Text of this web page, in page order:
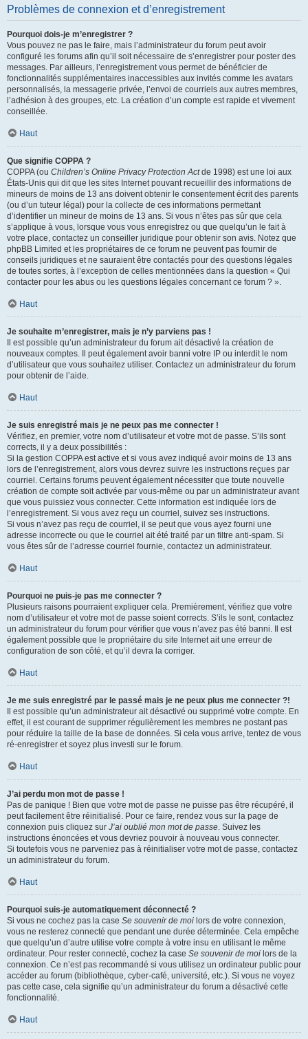
Problèmes de connexion et d’enregistrement
Pourquoi dois-je m’enregistrer ?
Vous pouvez ne pas le faire, mais l’administrateur du forum peut avoir
configuré les forums afin qu’il soit nécessaire de s’enregistrer pour poster des
messages. Par ailleurs, l’enregistrement vous permet de bénéficier de
fonctionnalités supplémentaires inaccessibles aux invités comme les avatars
personnalisés, la messagerie privée, l’envoi de courriels aux autres membres,
l’adhésion à des groupes, etc. La création d’un compte est rapide et vivement
conseillée.
Haut
Que signifie COPPA ?
COPPA (ou Children’s Online Privacy Protection Actde 1998) est une loi aux
États-Unis qui dit que les sites Internet pouvant recueillir des informations de
mineurs de moins de 13 ans doivent obtenir le consentement écrit des parents
(ou d’un tuteur légal) pour la collecte de ces informations permettant
d’identifier un mineur de moins de 13 ans. Si vous n’êtes pas sûr que cela
s’applique à vous, lorsque vous vous enregistrez ou que quelqu’un le fait à
votre place, contactez un conseiller juridique pour obtenir son avis. Notez que
phpBB Limited et les propriétaires de ce forum ne peuvent pas fournir de
conseils juridiques et ne sauraient être contactés pour des questions légales
de toutes sortes, à l’exception de celles mentionnées dans la question « Qui
contacter pour les abus ou les questions légales concernant ce forum ? ».
Haut
Je souhaite m’enregistrer, mais je n’y parviens pas !
Il est possible qu’un administrateur du forum ait désactivé la création de
nouveaux comptes. Il peut également avoir banni votre IP ou interdit le nom
d’utilisateur que vous souhaitez utiliser. Contactez un administrateur du forum
pour obtenir de l’aide.
Haut
Je suis enregistré mais je ne peux pas me connecter !
Vérifiez, en premier, votre nom d’utilisateur et votre mot de passe. S’ils sont
corrects, il y a deux possibilités :
Si la gestion COPPA est active et si vous avez indiqué avoir moins de 13 ans
lors de l’enregistrement, alors vous devrez suivre les instructions reçues par
courriel. Certains forums peuvent également nécessiter que toute nouvelle
création de compte soit activée par vous-même ou par un administrateur avant
que vous puissiez vous connecter. Cette information est indiquée lors de
l’enregistrement. Si vous avez reçu un courriel, suivez ses instructions.
Si vous n’avez pas reçu de courriel, il se peut que vous ayez fourni une
adresse incorrecte ou que le courriel ait été traité par un filtre anti-spam. Si
vous êtes sûr de l’adresse courriel fournie, contactez un administrateur.
Haut
Pourquoi ne puis-je pas me connecter ?
Plusieurs raisons pourraient expliquer cela. Premièrement, vérifiez que votre
nom d’utilisateur et votre mot de passe soient corrects. S’ils le sont, contactez
un administrateur du forum pour vérifier que vous n’avez pas été banni. Il est
également possible que le propriétaire du site Internet ait une erreur de
configuration de son côté, et qu’il devra la corriger.
Haut
Je me suis enregistré par le passé mais je ne peux plus me connecter ?!
Il est possible qu’un administrateur ait désactivé ou supprimé votre compte. En
effet, il est courant de supprimer régulièrement les membres ne postant pas
pour réduire la taille de la base de données. Si cela vous arrive, tentez de vous
ré-enregistrer et soyez plus investi sur le forum.
Haut
J’ai perdu mon mot de passe !
Pas de panique ! Bien que votre mot de passe ne puisse pas être récupéré, il
peut facilement être réinitialisé. Pour ce faire, rendez vous sur la page de
connexion puis cliquez sur J’ai oublié mon mot de passe. Suivez les
instructions énoncées et vous devriez pouvoir à nouveau vous connecter.
Si toutefois vous ne parveniez pas à réinitialiser votre mot de passe, contactez
un administrateur du forum.
Haut
Pourquoi suis-je automatiquement déconnecté ?
Si vous ne cochez pas la case Se souvenir de moi lors de votre connexion,
vous ne resterez connecté que pendant une durée déterminée. Cela empêche
que quelqu’un d’autre utilise votre compte à votre insu en utilisant le même
ordinateur. Pour rester connecté, cochez la case Se souvenir de moi lors de la
connexion. Ce n’est pas recommandé si vous utilisez un ordinateur public pour
accéder au forum (bibliothèque, cyber-café, université, etc.). Si vous ne voyez
pas cette case, cela signifie qu’un administrateur du forum a désactivé cette
fonctionnalité.
Haut